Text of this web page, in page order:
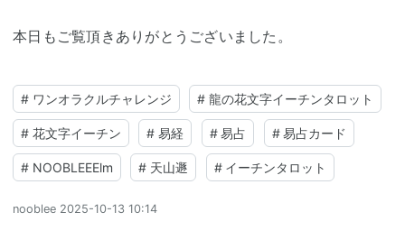
本日もご覧頂きありがとうございました。
# ワンオラクルチャレンジ # 龍の花文字イーチンタロット
# 花文字イーチン # 易経 # 易占 # 易占カード
# NOOBLEEElm # 天山遯 # イーチンタロット
nooblee 2025-10-13 10:14